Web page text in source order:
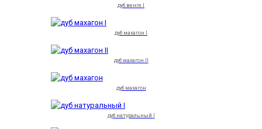
дуб венге I
дуб махагон I
дуб махагон II
дуб махагон
дуб натуральный I